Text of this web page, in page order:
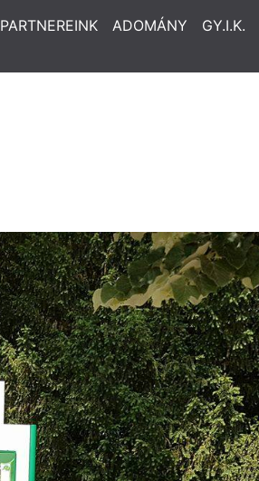
PARTNEREINK ADOMÁNY GY.I.K.